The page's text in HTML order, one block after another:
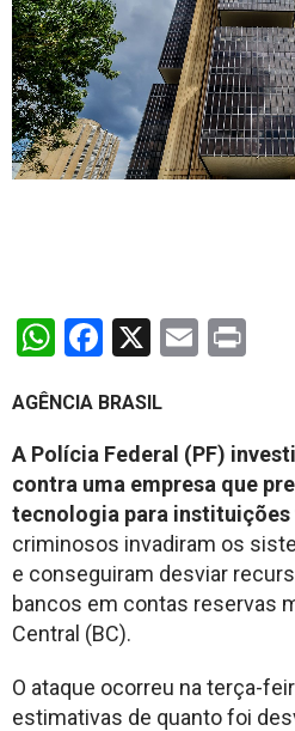
WhatsApp
Facebook
X Email
AGÊNCIA BRASIL
A Polícia Federal (PF)
contra uma empresa que
tecnologia para instituições
criminosos invadiram os
e conseguiram desviar
bancos em contas reservas
Central (BC).
O ataque ocorreu na terça-
estimativas de quanto foi